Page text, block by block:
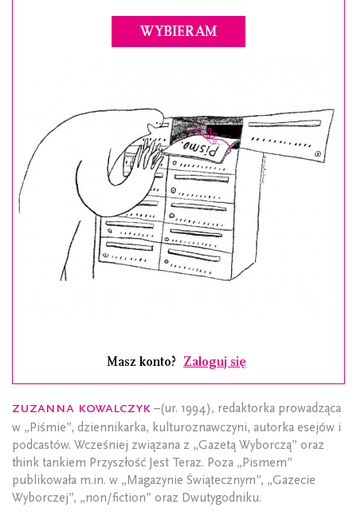
WYBIERAM
Masz konto? Zaloguj się
Zuzanna Kowalczyk –(ur. 1994), redaktorka prowadząca
w „Piśmie”, dziennikarka, kulturoznawczyni, autorka esejów i
podcastów. Wcześniej związana z „Gazetą Wyborczą” oraz
think tankiem Przyszłość Jest Teraz. Poza „Pismem”
publikowała m.in. w „Magazynie Świątecznym”, „Gazecie
Wyborczej”, „non/fiction” oraz Dwutygodniku.